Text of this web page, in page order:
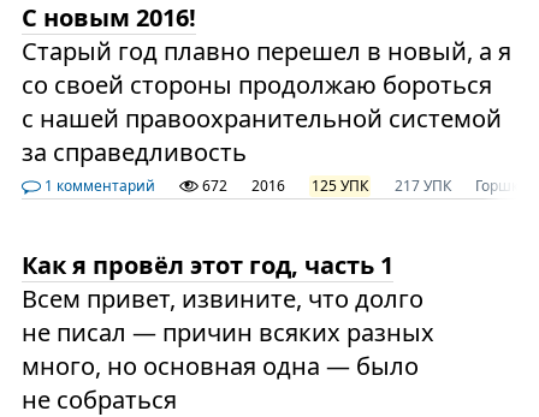
С новым 2016!
Старый год плавно перешел в новый, а я
со своей стороны продолжаю бороться
с нашей правоохранительной системой
за справедливость
1 комментарий 672 2016 125 УПК 217 УПК Горшков
Как я провёл этот год, часть 1
Всем привет, извините, что долго
не писал — причин всяких разных
много, но основная одна — было
не собраться